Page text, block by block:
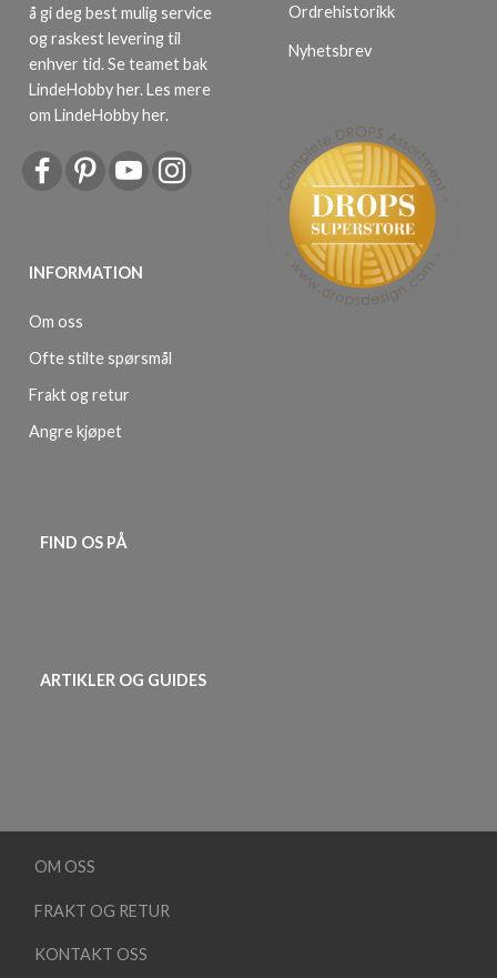
å gi deg best mulig service
og raskest levering til
enhver tid. Se teamet bak
LindeHobby her.Les mere
om LindeHobby her.
INFORMATION
Om oss
Ofte stilte spørsmål
Frakt og retur
Angre kjøpet
Ordrehistorikk
Nyhetsbrev
FIND OS PÅ
ARTIKLER OG GUIDES
OM OSS
FRAKT OG RETUR
KONTAKT OSS